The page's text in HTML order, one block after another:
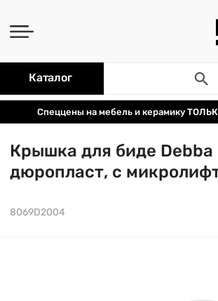
Каталог
Спеццены на мебель и керамику
Крышка для биде Debba
дюропласт, с
8069D2004